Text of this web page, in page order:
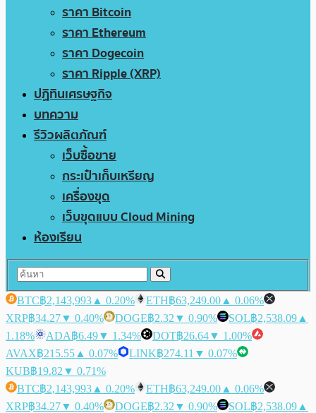
ราคา Bitcoin
ราคา Ethereum
ราคา Dogecoin
ราคา Ripple (XRP)
ปฏิทินเศรษฐกิจ
บทความ
รีวิวผลิตภัณฑ์
เว็บซื้อขาย
กระเป๋าเก็บเหรียญ
เครื่องขุด
เว็บขุดแบบ Cloud Mining
ห้องเรียน
BTC฿2,143,993 ▲ 0.20% ETH฿63,249.00 ▲ 0.06%
XRP฿34.27▼ 0.40% DOGE฿2.32 ▼ 0.90% SOL฿2,538.09 ▲
1.18%
ADA฿6.49▼ 1.34% DOT฿26.64▼ 1.00%
AVAX฿215.55 ▲ 0.07% LINK฿274.11 ▼ 0.07%
KUB฿19.82 ▼ 0.71%
BTC฿2,143,993 ▲ 0.20% ETH฿63,249.00 ▲ 0.06%
XRP฿34.27▼ 0.40% DOGE฿2.32 ▼ 0.90% SOL฿2,538.09 ▲